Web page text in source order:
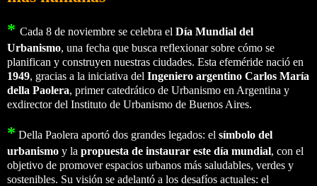
* Cada 8 de noviembre se celebra el Día Mundial del
Urbanismo, una fecha que busca reflexionar sobre cómo se
planifican y construyen nuestras ciudades. Esta efeméride nació en
1949, gracias a la iniciativa del Ingeniero argentino Carlos María
della Paolera, primer catedrático de Urbanismo en Argentina y
exdirector del Instituto de Urbanismo de Buenos Aires.
* Della Paolera aportó dos grandes legados: el símbolo del
urbanismo y la propuesta de instaurar este día mundial, con el
objetivo de promover espacios urbanos más saludables, verdes y
sostenibles. Su visión se adelantó a los desafíos actuales: el